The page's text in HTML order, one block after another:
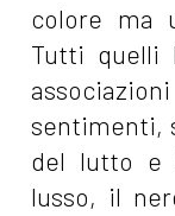
colore ma
Tutti quelli
sentimenti,
del lutto e
lusso, il